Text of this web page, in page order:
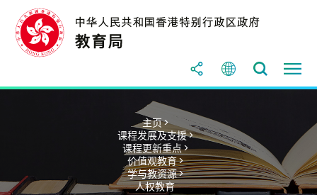
主页 >
课程发展及支援 >
课程更新重点 >
价值观教育 >
学与教资源 >
人权教育